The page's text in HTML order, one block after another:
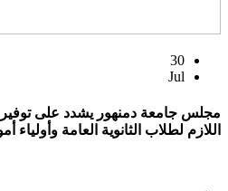
30
Jul
مجلس جامعة دمنهور يشدد على توفير
اللازم لطلاب الثانوية العامة وأولياء